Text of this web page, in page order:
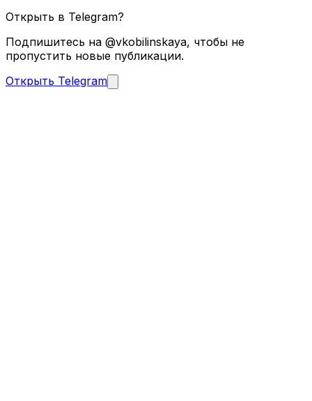
Открыть в Telegram?
Подпишитесь на @vkobilinskaya, чтобы не
пропустить новые публикации.
Открыть Telegram